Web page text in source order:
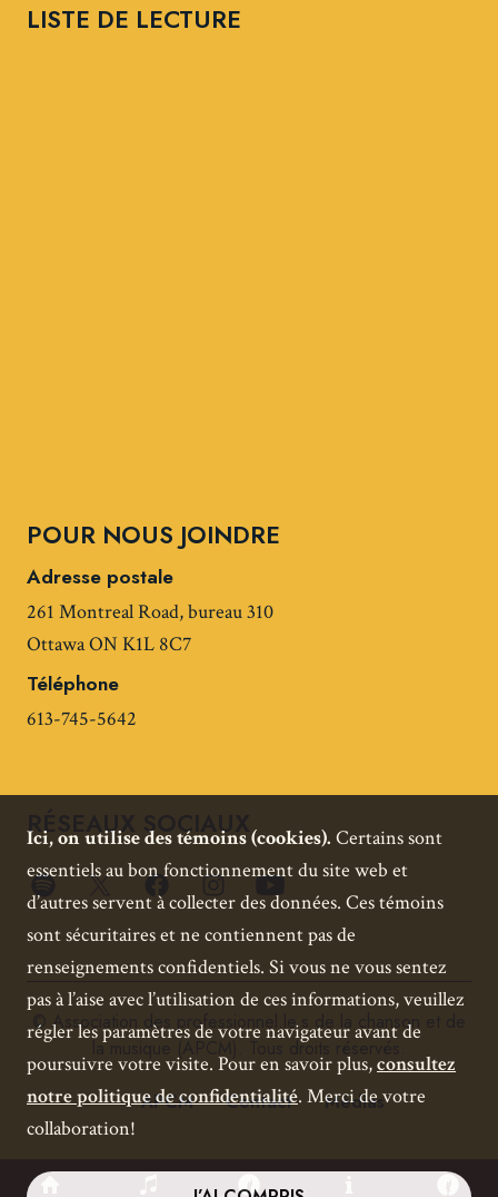
Ici, on utilise des témoins (cookies). Certains sont
essentiels au bon fonctionnement du site web et
d’autres servent à collecter des données. Ces témoins
sont sécuritaires et ne contiennent pas de
renseignements confidentiels. Si vous ne vous sentez
pas à l’aise avec l’utilisation de ces informations, veuillez
régler les paramètres de votre navigateur avant de
poursuivre votre visite. Pour en savoir plus,consultez
notre politique de confidentialité. Merci de votre
collaboration!
LISTE DE LECTURE
POUR NOUS JOINDRE
Adresse postale
261 Montreal Road, bureau 310
Ottawa ON K1L 8C7
Téléphone
613-745-5642
RÉSEAUX SOCIAUX
© Association des professionnel.le.s de la chanson et de
la musique (APCM). Tous droits réservés.
APCM Contact Médias